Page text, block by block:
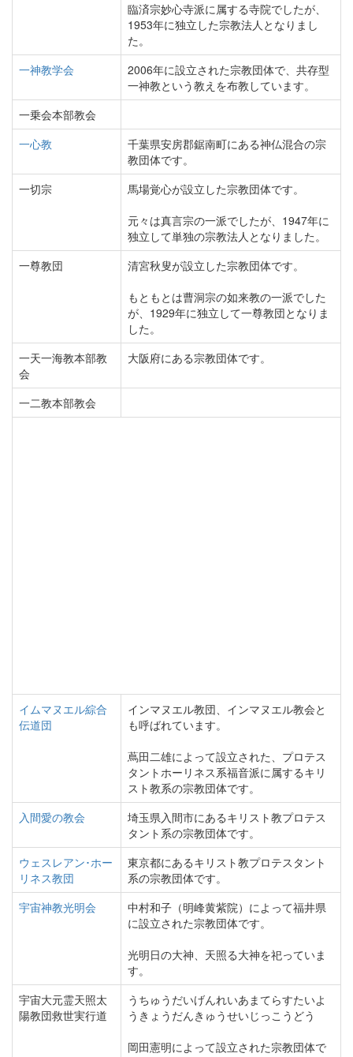
臨済宗妙心寺派に属する寺院でしたが、
1953年に独立した宗教法人となりまし
た。
一神教学会
2006年に設立された宗教団体で、共存型
一神教という教えを布教しています。
一乗会本部教会
一心教
千葉県安房郡鋸南町にある神仏混合の宗
教団体です。
一切宗
馬場覚心が設立した宗教団体です。
元々は真言宗の一派でしたが、1947年に
独立して単独の宗教法人となりました。
一尊教団
清宮秋叟が設立した宗教団体です。
もともとは曹洞宗の如来教の一派でした
が、1929年に独立して一尊教団となりま
した。
一天一海教本部教
会
大阪府にある宗教団体です。
一二教本部教会
イムマヌエル綜合
伝道団
インマヌエル教団、インマヌエル教会と
も呼ばれています。
蔦田二雄によって設立された、プロテス
タントホーリネス系福音派に属するキリ
スト教系の宗教団体です。
入間愛の教会
埼玉県入間市にあるキリスト教プロテス
タント系の宗教団体です。
ウェスレアン･ホー
リネス教団
東京都にあるキリスト教プロテスタント
系の宗教団体です。
宇宙神教光明会
中村和子（明峰黄紫院）によって福井県
に設立された宗教団体です。
光明日の大神、天照る大神を祀っていま
す。
宇宙大元霊天照太
陽教団救世実行道
うちゅうだいげんれいあまてらすたいよ
うきょうだんきゅうせいじっこうどう
岡田憲明によって設立された宗教団体で